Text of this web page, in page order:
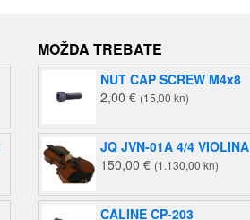
MOŽDA TREBATE
NUT CAP SCREW M4x8
2,00 € (15,00 kn)
JQ JVN-01A 4/4 VIOLINA
150,00 € (1.130,00 kn)
CALINE CP-203